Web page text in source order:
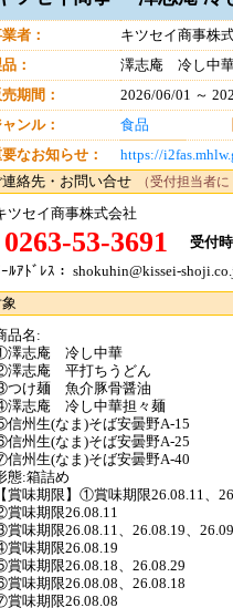
者： キツセイ商事株
：
澤志庵 冷し中
期間：
2026/06/01 ～
ンル：
食品
なお知らせ：
https://
連絡先・お問い合せ
（受付担当者
ツセイ商事株式会社
0263-53-3691
受付
ﾙｱﾄﾞﾚｽ： shokuhin@kissei-
品名:
澤志庵 冷し中華
澤志庵 平打ちうどん
つけ麺 魚介豚骨醤油
志庵 冷し中華担々麺
州生(なま)そば安曇野A-15
州生(なま)そば安曇野A-25
州生(なま)そば安曇野A-40
態:箱詰め
【賞味期限】①賞味期限26.08.11、
味期限26.08.11
味期限26.08.11、26.08.19、
味期限26.08.19
味期限26.08.18、26.08.29
味期限26.08.08、26.08.18
味期限26.08.08